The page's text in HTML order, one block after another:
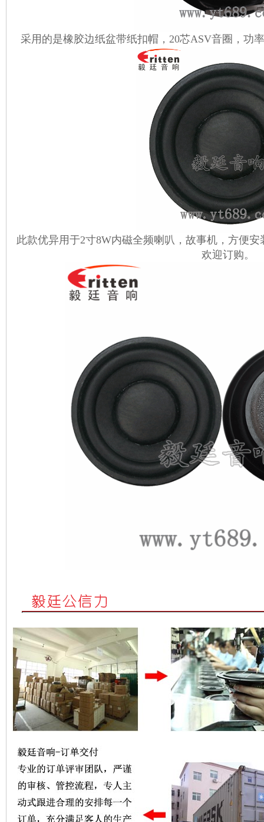
采用的是橡胶边纸盆带纸扣帽， 20芯ASV音圈，功
此款优异用于2寸8W内磁全频喇叭，故事机， 方便安
欢迎订购。